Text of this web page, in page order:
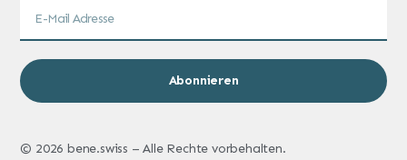
Abonnieren
© 2026 bene.swiss – Alle Rechte vorbehalten.